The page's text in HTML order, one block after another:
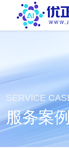
SERVICE
服务案例